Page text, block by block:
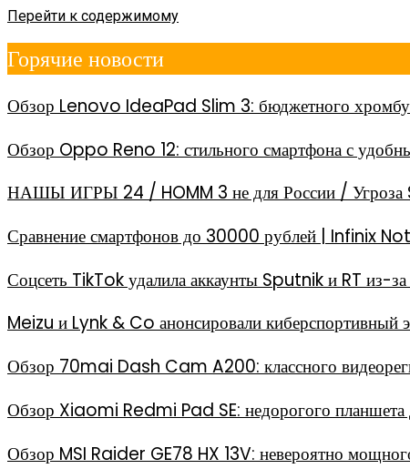
Перейти к содержимому
Горячие новости
Обзор Lenovo IdeaPad Slim 3: бюджетного
Обзор Oppo Reno 12: стильного смартфона с
НАШЫ ИГРЫ 24 / HOMM 3 не для России /
Сравнение смартфонов до 30000 рублей | Infinix
Соцсеть TikTok удалила аккаунты Sputnik и RT из-
Meizu и Lynk & Co анонсировали киберспортивный
Обзор 70mai Dash Cam A200: классного
Обзор Xiaomi Redmi Pad SE: недорогого планшета
Обзор MSI Raider GE78 HX 13V: невероятно